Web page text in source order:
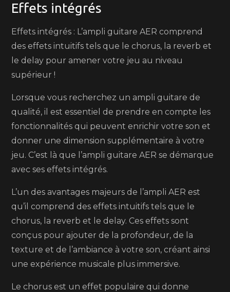
Effets intégrés
Effets intégrés : L’ampli guitare AER comprend
des effets intuitifs tels que le chorus, la reverb et
le delay pour amener votre jeu au niveau
supérieur !
Lorsque vous recherchez un ampli guitare de
qualité, il est essentiel de prendre en compte les
fonctionnalités qui peuvent enrichir votre son et
donner une dimension supplémentaire à votre
jeu. C’est là que l’ampli guitare AER se démarque
avec ses effets intégrés.
L’un des avantages majeurs de l’ampli AER est
qu’il comprend des effets intuitifs tels que le
chorus, la reverb et le delay. Ces effets sont
conçus pour ajouter de la profondeur, de la
texture et de l’ambiance à votre son, créant ainsi
une expérience musicale plus immersive.
Le chorus est un effet populaire qui donne